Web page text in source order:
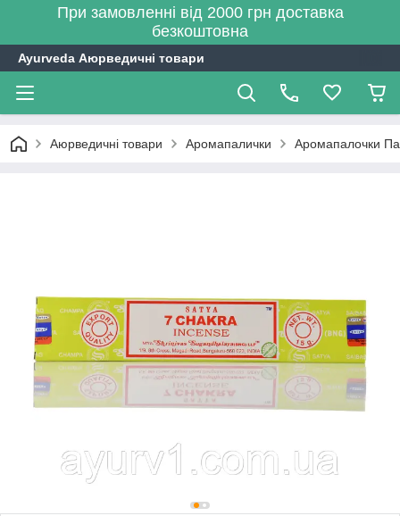
При замовленні від 2000 грн доставка
безкоштовна
Ayurveda Аюрведичні товари
Аюрведичні товари Аромапалички Аромапалочки